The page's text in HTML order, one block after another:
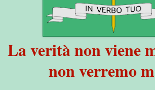
La verità non viene
non verremo